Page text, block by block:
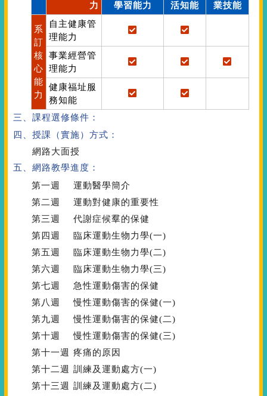
力
學習能力
活知能
業技能
系
訂
核
心
能
力
自主健康管
理能力
事業經營管
理能力
健康福址服
務知能
三、課程選修條件：
四、授課（實施）方式：
網路大面授
五、網路教學進度：
第一週
運動醫學簡介
第二週
運動對健康的重要性
第三週
代謝症候羣的保健
第四週
臨床運動生物力學(一)
第五週
臨床運動生物力學(二)
第六週
臨床運動生物力學(三)
第七週
急性運動傷害的保健
第八週
慢性運動傷害的保健(一)
第九週
慢性運動傷害的保健(二)
第十週
慢性運動傷害的保健(三)
第十一週
疼痛的原因
第十二週
訓練及運動處方(一)
第十三週
訓練及運動處方(二)